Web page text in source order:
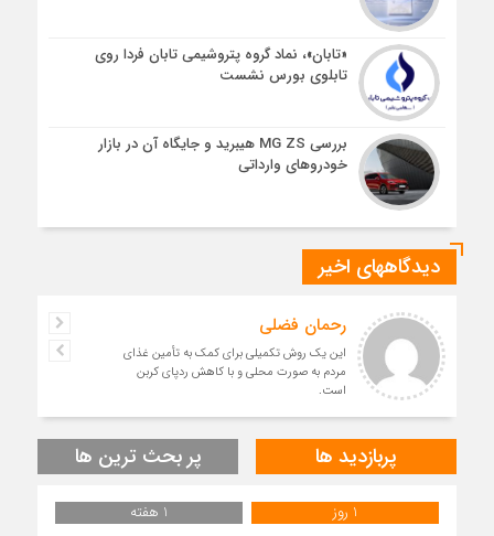
«تابان»، نماد گروه پتروشیمی تابان فردا روی
تابلوی بورس نشست
بررسی MG ZS هیبرید و جایگاه آن در بازار
خودروهای وارداتی
دیدگاههای اخیر
رحمان فضلی
این یک روش تکمیلی برای کمک به تأمین غذای
مردم به صورت محلی و با کاهش ردپای کربن
است.
پربازدید ها پر بحث ترین ها
1 روز
1 هفته